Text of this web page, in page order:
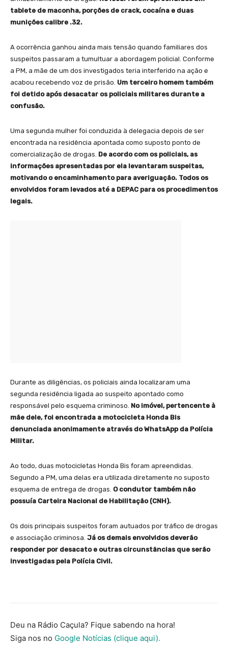
tablete de maconha, porções de crack, cocaína e duas
munições calibre .32.
A ocorrência ganhou ainda mais tensão quando familiares dos
suspeitos passaram a tumultuar a abordagem policial. Conforme
a PM, a mãe de um dos investigados teria interferido na ação e
acabou recebendo voz de prisão. Um terceiro homem também
foi detido após desacatar os policiais militares durante a
confusão.
Uma segunda mulher foi conduzida à delegacia depois de ser
encontrada na residência apontada como suposto ponto de
comercialização de drogas. De acordo com os policiais, as
informações apresentadas por ela levantaram suspeitas,
motivando o encaminhamento para averiguação. Todos os
envolvidos foram levados até a DEPAC para os procedimentos
legais.
Durante as diligências, os policiais ainda localizaram uma
segunda residência ligada ao suspeito apontado como
responsável pelo esquema criminoso. No imóvel, pertencente à
mãe dele, foi encontrada a motocicleta Honda Bis
denunciada anonimamente através do WhatsApp da Polícia
Militar.
Ao todo, duas motocicletas Honda Bis foram apreendidas.
Segundo a PM, uma delas era utilizada diretamente no suposto
esquema de entrega de drogas. O condutor também não
possuía Carteira Nacional de Habilitação (CNH).
Os dois principais suspeitos foram autuados por tráfico de drogas
e associação criminosa. Já os demais envolvidos deverão
responder por desacato e outras circunstâncias que serão
investigadas pela Polícia Civil.
Deu na Rádio Caçula? Fique sabendo na hora!
Siga nos no Google Notícias (clique aqui).